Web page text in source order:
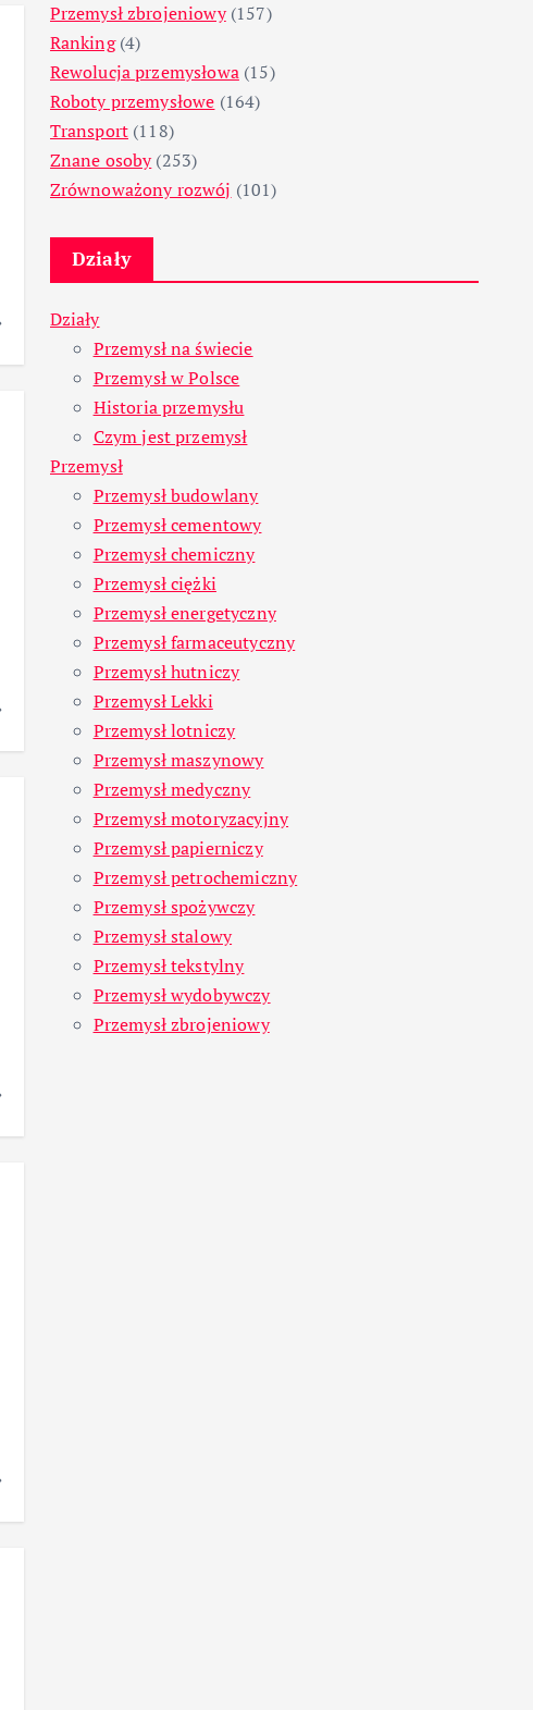
Przemysł zbrojeniowy(157)
Ranking(4)
Rewolucja przemysłowa(15)
Roboty przemysłowe (164)
Transport (118)
Znane osoby(253)
Zrównoważony rozwój (101)
Działy
Działy
Przemysł na świecie
Przemysł w Polsce
Historia przemysłu
Czym jest przemysł
Przemysł
Przemysł budowlany
Przemysł cementowy
Przemysł chemiczny
Przemysł ciężki
Przemysł energetyczny
Przemysł farmaceutyczny
Przemysł hutniczy
Przemysł Lekki
Przemysł lotniczy
Przemysł maszynowy
Przemysł medyczny
Przemysł motoryzacyjny
Przemysł papierniczy
Przemysł petrochemiczny
Przemysł spożywczy
Przemysł stalowy
Przemysł tekstylny
Przemysł wydobywczy
Przemysł zbrojeniowy